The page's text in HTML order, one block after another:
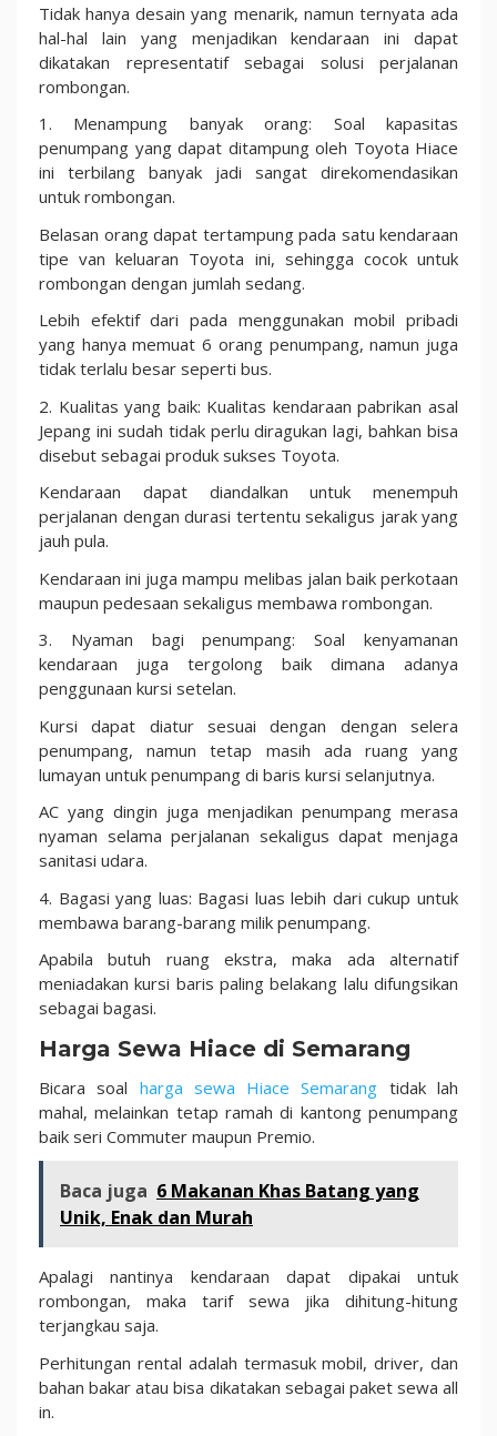
Tidak hanya desain yang menarik, namun ternyata ada
hal-hal lain yang menjadikan kendaraan ini dapat
dikatakan representatif sebagai solusi perjalanan
rombongan.
1. Menampung banyak orang: Soal kapasitas
penumpang yang dapat ditampung oleh Toyota Hiace
ini terbilang banyak jadi sangat direkomendasikan
untuk rombongan.
Belasan orang dapat tertampung pada satu kendaraan
tipe van keluaran Toyota ini, sehingga cocok untuk
rombongan dengan jumlah sedang.
Lebih efektif dari pada menggunakan mobil pribadi
yang hanya memuat 6 orang penumpang, namun juga
tidak terlalu besar seperti bus.
2. Kualitas yang baik: Kualitas kendaraan pabrikan asal
Jepang ini sudah tidak perlu diragukan lagi, bahkan bisa
disebut sebagai produk sukses Toyota.
Kendaraan dapat diandalkan untuk menempuh
perjalanan dengan durasi tertentu sekaligus jarak yang
jauh pula.
Kendaraan ini juga mampu melibas jalan baik perkotaan
maupun pedesaan sekaligus membawa rombongan.
3. Nyaman bagi penumpang: Soal kenyamanan
kendaraan juga tergolong baik dimana adanya
penggunaan kursi setelan.
Kursi dapat diatur sesuai dengan dengan selera
penumpang, namun tetap masih ada ruang yang
lumayan untuk penumpang di baris kursi selanjutnya.
AC yang dingin juga menjadikan penumpang merasa
nyaman selama perjalanan sekaligus dapat menjaga
sanitasi udara.
4. Bagasi yang luas: Bagasi luas lebih dari cukup untuk
membawa barang-barang milik penumpang.
Apabila butuh ruang ekstra, maka ada alternatif
meniadakan kursi baris paling belakang lalu difungsikan
sebagai bagasi.
Harga Sewa Hiace di Semarang
Bicara soal harga sewa Hiace Semarang tidak lah
mahal, melainkan tetap ramah di kantong penumpang
baik seri Commuter maupun Premio.
Baca juga 6 Makanan Khas Batang yang
Unik, Enak dan Murah
Apalagi nantinya kendaraan dapat dipakai untuk
rombongan, maka tarif sewa jika dihitung-hitung
terjangkau saja.
Perhitungan rental adalah termasuk mobil, driver, dan
bahan bakar atau bisa dikatakan sebagai paket sewa all
in.